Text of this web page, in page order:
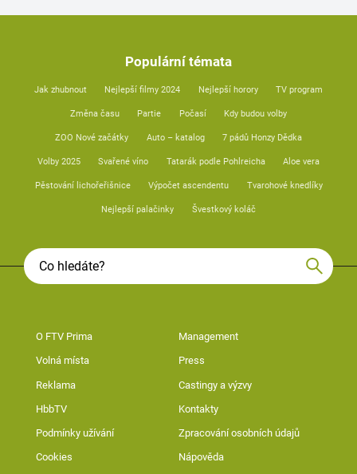
Populární témata
Jak zhubnout Nejlepší filmy 2024 Nejlepší horory TV program
Změna času Partie Počasí Kdy budou volby
ZOO Nové začátky Auto – katalog 7 pádů Honzy Dědka
Volby 2025 Svařené víno Tatarák podle Pohlreicha Aloe vera
Pěstování lichořeřišnice Výpočet ascendentu Tvarohové knedlíky
Nejlepší palačinky Švestkový koláč
O FTV Prima Management
Volná místa Press
Reklama Castingy a výzvy
HbbTV Kontakty
Podmínky užívání Zpracování osobních údajů
Cookies Nápověda